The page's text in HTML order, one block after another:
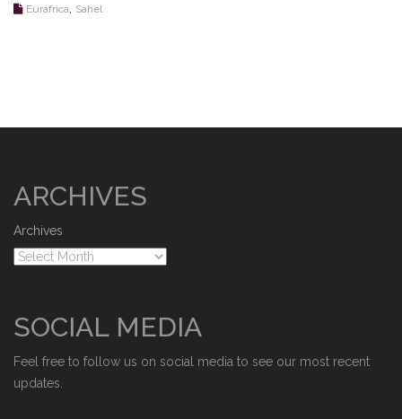
Eurafrica, Sahel
ARCHIVES
Archives
SOCIAL MEDIA
Feel free to follow us on social media to see our most recent
updates.